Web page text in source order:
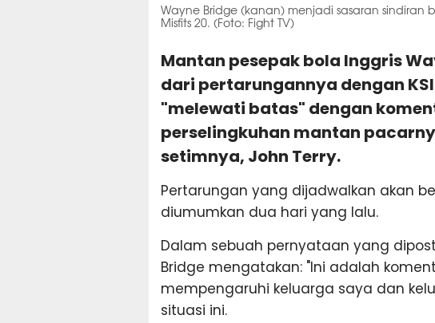
Wayne Bridge (kanan) menjadi sasaran sindiran
Misfits 20. (Foto: Fight TV)
Mantan pesepak bola Inggris
dari pertarungannya dengan
"melewati batas" dengan
perselingkuhan mantan
setimnya, John Terry.
Pertarungan yang dijadwalkan akan
diumumkan dua hari yang lalu.
Dalam sebuah pernyataan yang
Bridge mengatakan: "Ini adalah
mempengaruhi keluarga saya dan
situasi ini.